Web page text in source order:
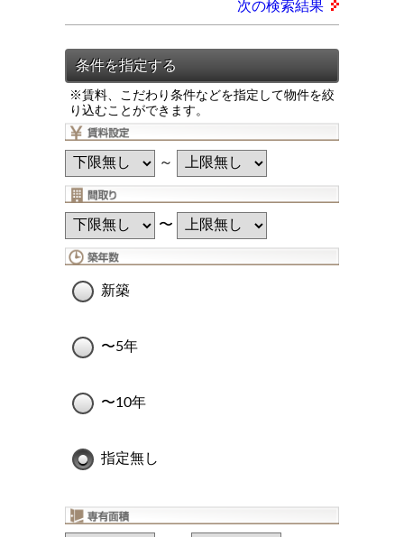
次の検索結果
※賃料、こだわり条件などを指定して物件を絞
り込むことができます。
～
〜
新築
〜5年
〜10年
指定無し